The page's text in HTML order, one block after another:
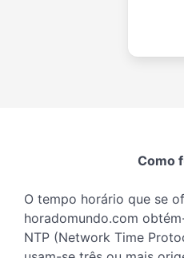
Como
O tempo horário que se
horadomundo.com
NTP (Network Time